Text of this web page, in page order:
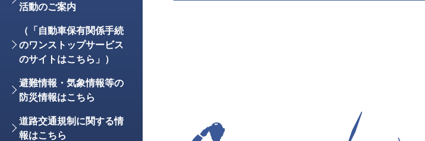
活動のご案内
（「自動車保有関係手続
のワンストップサービス
のサイトはこちら」）
避難情報・気象情報等の
防災情報はこちら
道路交通規制に関する情
報はこちら